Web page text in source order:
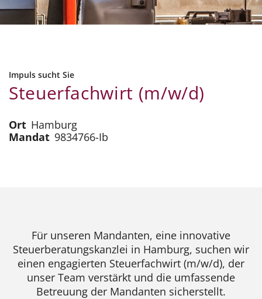
Impuls sucht Sie
Steuerfachwirt (m/w/d)
Ort Hamburg
Mandat 9834766-Ib
Für unseren Mandanten, eine innovative
Steuerberatungskanzlei in Hamburg, suchen wir
einen engagierten Steuerfachwirt (m/w/d), der
unser Team verstärkt und die umfassende
Betreuung der Mandanten sicherstellt.